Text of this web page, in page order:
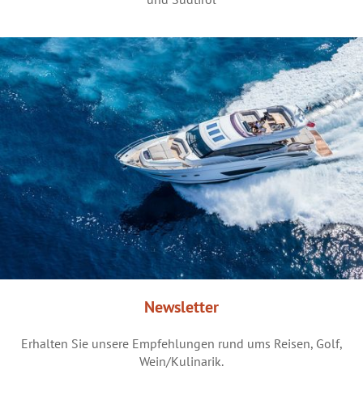
Newsletter
Erhalten Sie unsere Empfehlungen rund ums Reisen, Golf,
Wein/Kulinarik.